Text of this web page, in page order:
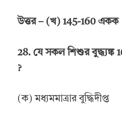
উত্তর – (খ) 145-160 একক
28. যে সকল শিশুর বুদ্ধ্যঙ্ক
?
(ক) মধ্যমমাত্রার বুদ্ধিদীপ্ত